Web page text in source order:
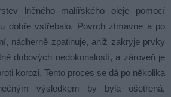
lněného malířského oleje pomocí
dobře vstřebalo. Povrch ztmavne a po
nádherně zpatinuje, aniž zakryje prvky
dobových nedokonalostí, a zároveň je
korozi. Tento proces se dá po několika
výsledkem by byla ošetřená,